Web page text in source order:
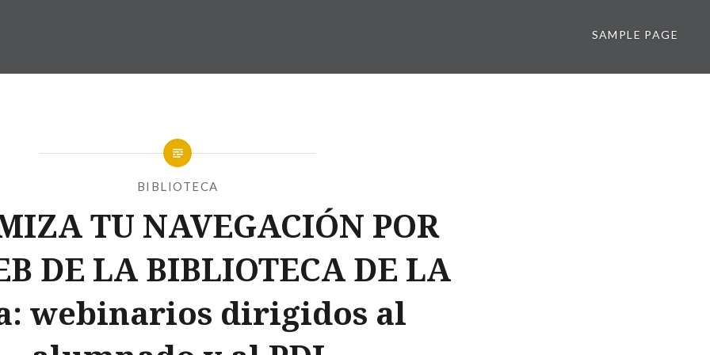
SAMPLE PAGE
BIBLIOTECA
TU NAVEGACIÓN POR
DE LA BIBLIOTECA DE LA
webinarios dirigidos al